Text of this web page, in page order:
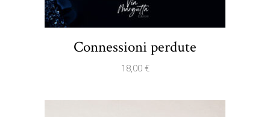
Connessioni perdute
18,00 €